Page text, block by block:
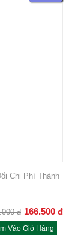
Chi Phí Thành
đ 166.500 đ
Vào Giỏ Hàng